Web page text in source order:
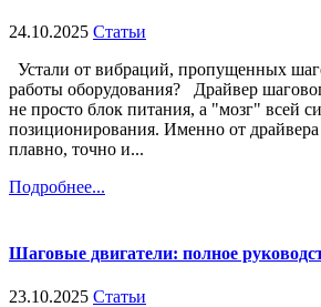
24.10.2025 Статьи
Устали от вибраций, пропущенных
работы оборудования? Драйвер
не просто блок питания, а "мозг" всей
позиционирования. Именно от драйвера
плавно, точно и...
Подробнее...
Шаговые двигатели: полное
23.10.2025 Статьи